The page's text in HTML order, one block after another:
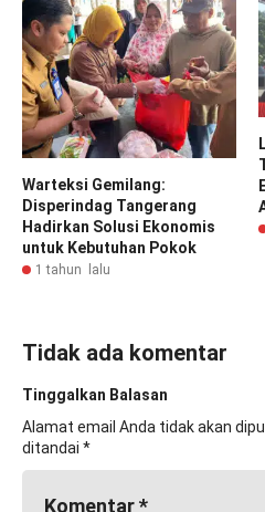
Warteksi Gemilang:
Disperindag Tangerang
Hadirkan Solusi Ekonomis
untuk Kebutuhan Pokok
1 tahun lalu
Tidak ada komentar
Tinggalkan Balasan
Alamat email Anda tidak akan
ditandai *
Komentar*